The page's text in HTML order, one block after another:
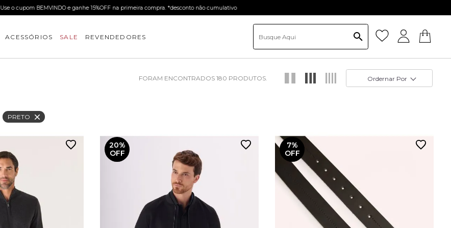
Use o cupom BEMVINDO e ganhe 15%OFF na primeira compra. *desconto não cumulativo
ACESSÓRIOS SALE REVENDEDORES
180 Ordernar Por
PRETO
20%
OFF
7%
OFF